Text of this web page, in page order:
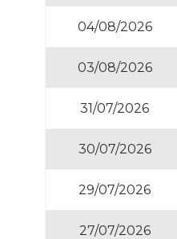
04/08/2026
03/08/2026
31/07/2026
30/07/2026
29/07/2026
27/07/2026